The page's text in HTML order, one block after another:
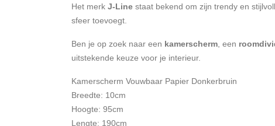
Het merk J-Line staat bekend om zijn trendy en
sfeer toevoegt.
Ben je op zoek naar een kamerscherm , een
uitstekende keuze voor je interieur.
Kamerscherm Vouwbaar Papier Donkerbruin
Breedte: 10cm
Hoogte: 95cm
Lengte: 190cm